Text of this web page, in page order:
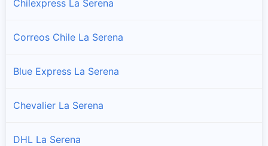
Chilexpress La Serena
Correos Chile La Serena
Blue Express La Serena
Chevalier La Serena
DHL La Serena